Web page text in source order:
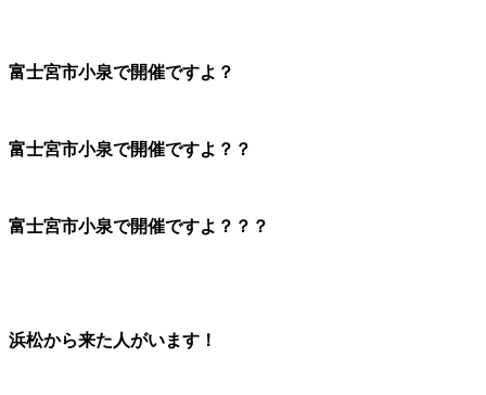
富士宮市小泉で開催ですよ？
富士宮市小泉で開催ですよ？？
富士宮市小泉で開催ですよ？？？
浜松から来た人がいます！